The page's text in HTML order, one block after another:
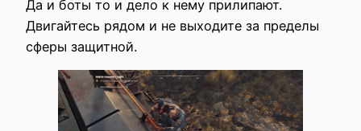
Да и боты то и дело к нему прилипают.
Двигайтесь рядом и не выходите за пределы
сферы защитной.